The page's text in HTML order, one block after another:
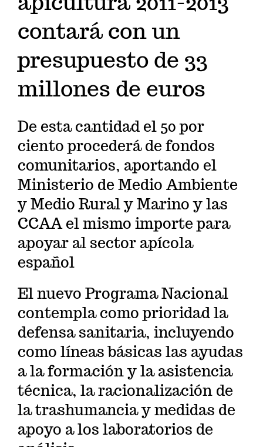
contará con un
presupuesto de 33
millones de euros
De esta cantidad el 50 por
ciento procederá de fondos
comunitarios, aportando el
Ministerio de Medio Ambiente
y Medio Rural y Marino y las
CCAA el mismo importe para
apoyar al sector apícola
español
El nuevo Programa Nacional
contempla como prioridad la
defensa sanitaria, incluyendo
como líneas básicas las ayudas
a la formación y la asistencia
técnica, la racionalización de
la trashumancia y medidas de
apoyo a los laboratorios de